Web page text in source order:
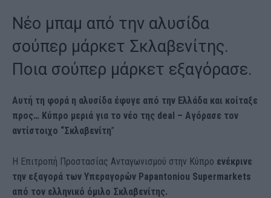
Νέο μπαμ από την αλυσίδα
σούπερ μάρκετ Σκλαβενίτης.
Ποια σούπερ μάρκετ εξαγόρασε.
Αυτή τη φορά η αλυσίδα έφυγε από την Ελλάδα και κοίταξε
προς… Κύπρο μεριά για το νέο της deal – Αγόρασε τον
αντίστοιχο “Σκλαβενίτη”
Η Επιτροπή Προστασίας Ανταγωνισμού στην Κύπρο ενέκρινε
την εξαγορά των Υπεραγορών Papantoniou Supermarkets
από τον ελληνικό όμιλο Σκλαβενίτης.